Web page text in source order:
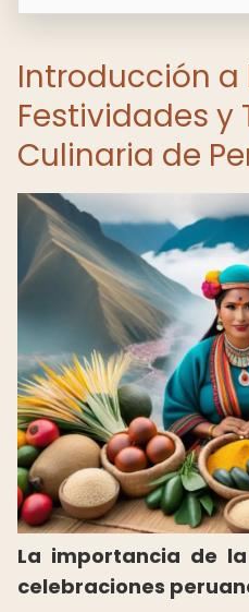
Introducción a
Festividades y
Culinaria de
La importancia de
celebraciones